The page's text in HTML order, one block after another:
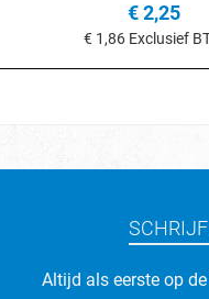
€ 2,25
€ 1,86 Exclusief
Altijd als eerste op